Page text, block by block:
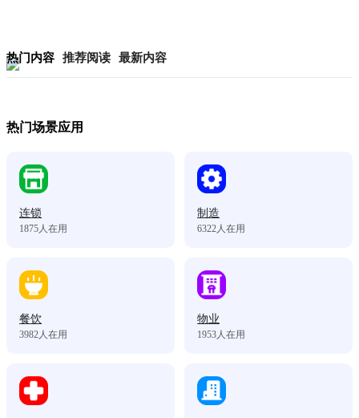
热门内容 推荐阅读 最新内容
热门场景应用
连锁
1875人在用
制造
6322人在用
餐饮
3982人在用
物业
1953人在用